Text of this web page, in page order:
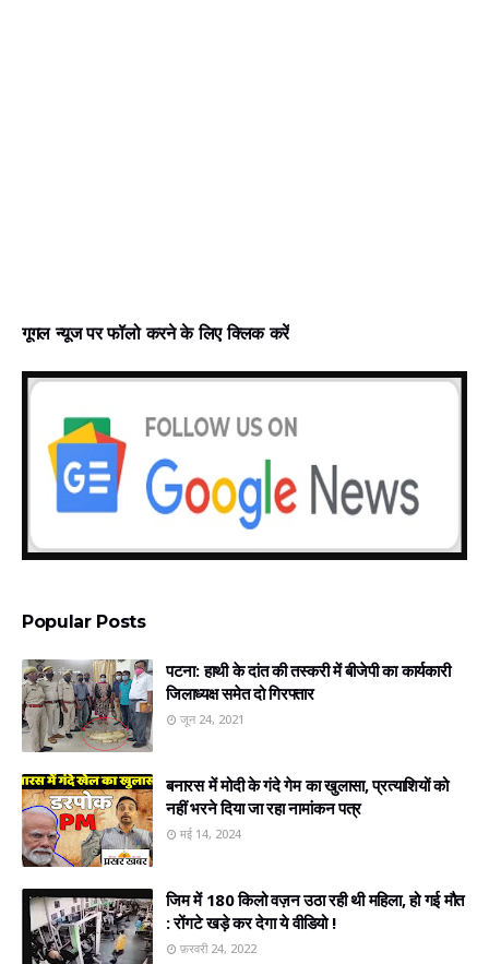
गूगल न्‍यूज पर फॉलो करने के लिए क्लिक करें
Popular Posts
पटना: हाथी के दांत की तस्करी में बीजेपी का कार्यकारी
जिलाध्यक्ष समेत दो गिरफ्तार
जून 24, 2021
बनारस में मोदी के गंदे गेम का खुलासा, प्रत्‍याशियों को
नहीं भरने दिया जा रहा नामांकन पत्र
मई 14, 2024
जिम में 180 किलो वज़न उठा रही थी महिला, हो गई मौत
: रोंगटे खड़े कर देगा ये वीडियो !
फ़रवरी 24, 2022